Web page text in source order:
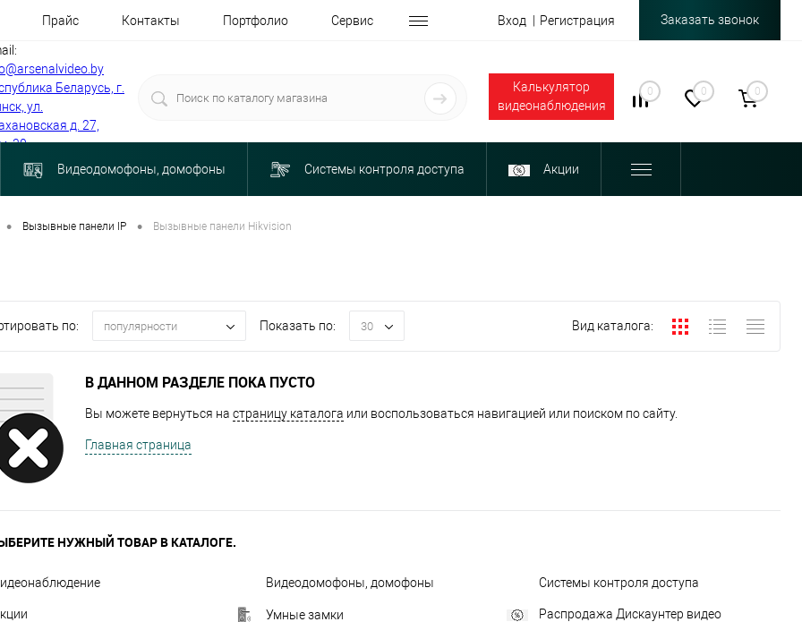
Прайс Контакты Портфолио Сервис Вход Регистрация Заказать звонок
Беларусь, г.
ул.
д. 27,
30
Калькулятор
видеонаблюдения
0 0 0
Видеодомофоны, домофоны Системы контроля доступа Акции
• Вызывные панели IP • Вызывные панели Hikvision
по: популярности Показать по: 30 Вид каталога:
В ДАННОМ РАЗДЕЛЕ ПОКА ПУСТО
Вы можете вернуться на страницу каталога или воспользоваться навигацией или поиском по сайту.
Главная страница
НУЖНЫЙ ТОВАР В КАТАЛОГЕ.
Видеодомофоны, домофоны Системы контроля доступа
Умные замки Распродажа Дискаунтер видео